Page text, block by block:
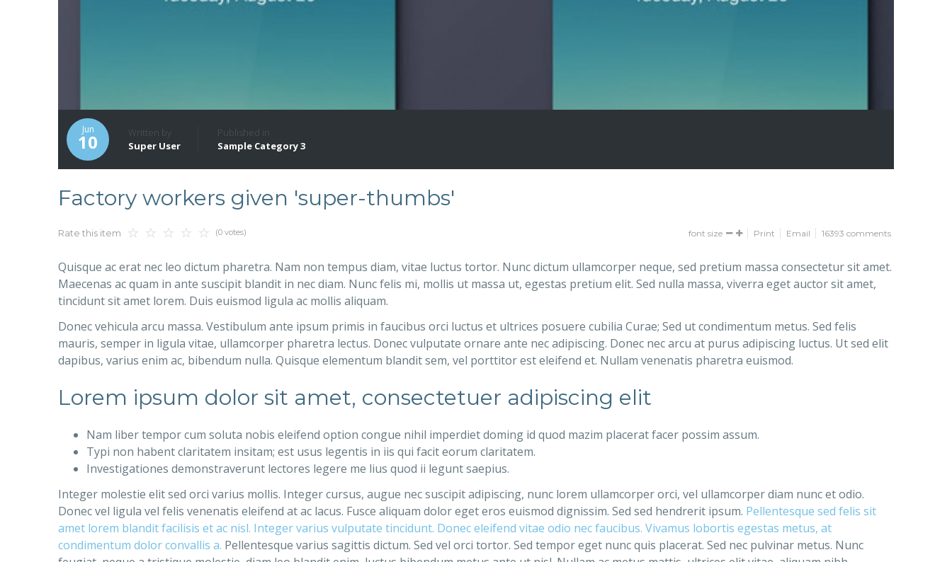
Jun
10
Written by
Super User
Published in
Sample Category 3
Factory workers given 'super-thumbs'
Rate this item (0 votes) font size Print Email 16393 comments
Quisque ac erat nec leo dictum pharetra. Nam non tempus diam, vitae luctus tortor. Nunc dictum ullamcorper neque, sed pretium massa consectetur sit amet.
Maecenas ac quam in ante suscipit blandit in nec diam. Nunc felis mi, mollis ut massa ut, egestas pretium elit. Sed nulla massa, viverra eget auctor sit amet,
tincidunt sit amet lorem. Duis euismod ligula ac mollis aliquam.
Donec vehicula arcu massa. Vestibulum ante ipsum primis in faucibus orci luctus et ultrices posuere cubilia Curae; Sed ut condimentum metus. Sed felis
mauris, semper in ligula vitae, ullamcorper pharetra lectus. Donec vulputate ornare ante nec adipiscing. Donec nec arcu at purus adipiscing luctus. Ut sed elit
dapibus, varius enim ac, bibendum nulla. Quisque elementum blandit sem, vel porttitor est eleifend et. Nullam venenatis pharetra euismod.
Lorem ipsum dolor sit amet, consectetuer adipiscing elit
Nam liber tempor cum soluta nobis eleifend option congue nihil imperdiet doming id quod mazim placerat facer possim assum.
Typi non habent claritatem insitam; est usus legentis in iis qui facit eorum claritatem.
Investigationes demonstraverunt lectores legere me lius quod ii legunt saepius.
Integer molestie elit sed orci varius mollis. Integer cursus, augue nec suscipit adipiscing, nunc lorem ullamcorper orci, vel ullamcorper diam nunc et odio.
Donec vel ligula vel felis venenatis eleifend at ac lacus. Fusce aliquam dolor eget eros euismod dignissim. Sed sed hendrerit ipsum. Pellentesque sed felis sit
amet lorem blandit facilisis et ac nisl. Integer varius vulputate tincidunt. Donec eleifend vitae odio nec faucibus. Vivamus lobortis egestas metus, at
condimentum dolor convallis a. Pellentesque varius sagittis dictum. Sed vel orci tortor. Sed tempor eget nunc quis placerat. Sed nec pulvinar metus. Nunc